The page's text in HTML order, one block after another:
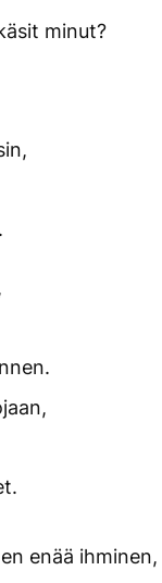
minut?
enää ihminen,